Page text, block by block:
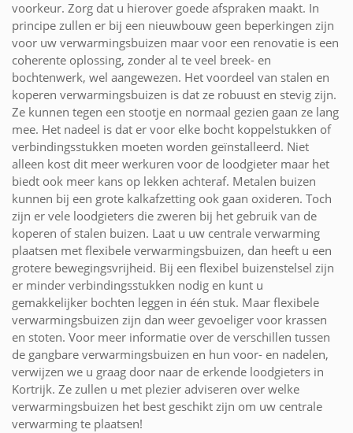
voorkeur. Zorg dat u hierover goede afspraken maakt. In
principe zullen er bij een nieuwbouw geen beperkingen zijn
voor uw verwarmingsbuizen maar voor een renovatie is een
coherente oplossing, zonder al te veel breek- en
bochtenwerk, wel aangewezen. Het voordeel van stalen en
koperen verwarmingsbuizen is dat ze robuust en stevig zijn.
Ze kunnen tegen een stootje en normaal gezien gaan ze lang
mee. Het nadeel is dat er voor elke bocht koppelstukken of
verbindingsstukken moeten worden geïnstalleerd. Niet
alleen kost dit meer werkuren voor de loodgieter maar het
biedt ook meer kans op lekken achteraf. Metalen buizen
kunnen bij een grote kalkafzetting ook gaan oxideren. Toch
zijn er vele loodgieters die zweren bij het gebruik van de
koperen of stalen buizen. Laat u uw centrale verwarming
plaatsen met flexibele verwarmingsbuizen, dan heeft u een
grotere bewegingsvrijheid. Bij een flexibel buizenstelsel zijn
er minder verbindingsstukken nodig en kunt u
gemakkelijker bochten leggen in één stuk. Maar flexibele
verwarmingsbuizen zijn dan weer gevoeliger voor krassen
en stoten. Voor meer informatie over de verschillen tussen
de gangbare verwarmingsbuizen en hun voor- en nadelen,
verwijzen we u graag door naar de erkende loodgieters in
Kortrijk. Ze zullen u met plezier adviseren over welke
verwarmingsbuizen het best geschikt zijn om uw centrale
verwarming te plaatsen!